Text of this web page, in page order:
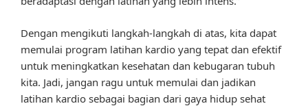
Dengan mengikuti langkah-langkah di atas, kita dapat
memulai program latihan kardio yang tepat dan efektif
untuk meningkatkan kesehatan dan kebugaran tubuh
kita. Jadi, jangan ragu untuk memulai dan jadikan
latihan kardio sebagai bagian dari gaya hidup sehat